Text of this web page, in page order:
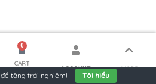
0
CART
ACCOUNT MORE
để tăng trải nghiệm! Tôi hiểu